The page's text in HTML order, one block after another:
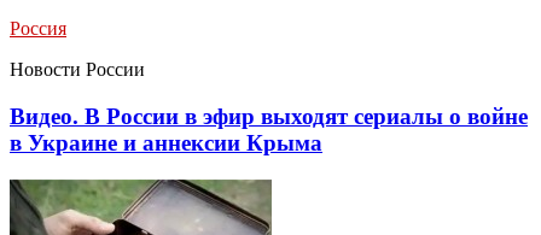
Россия
Новости России
Видео. В России в эфир выходят сериалы о войне
в Украине и аннексии Крыма